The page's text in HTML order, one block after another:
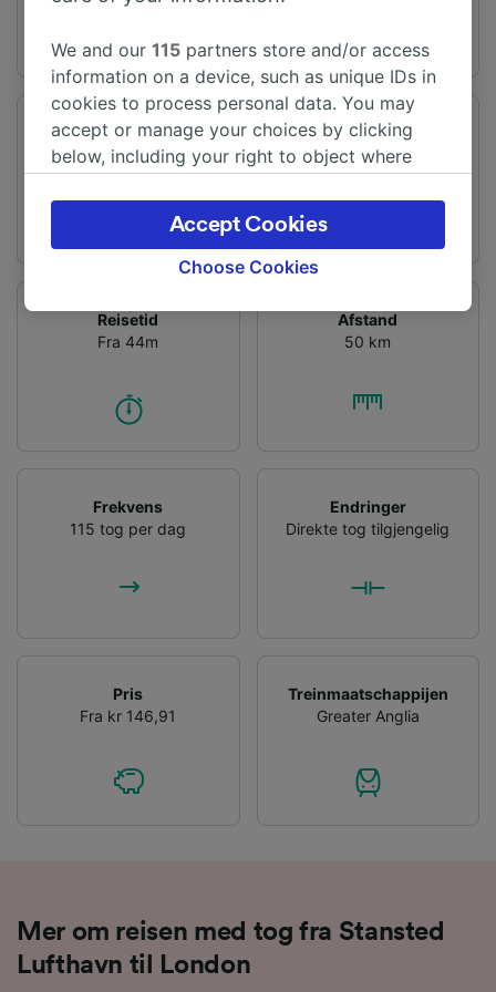
Vertrekstation
Stansted Lufthavn
Aankomststation
London
Reisetid
Fra 44m
Afstand
50 km
Frekvens
115 tog per dag
Endringer
Direkte tog tilgjengelig
Pris
Fra kr 146,91
Treinmaatschappijen
Greater Anglia
Mer om reisen med tog fra Stansted
Lufthavn til London
We and our115 partners store and/or access
information on a device, such as unique IDs in
cookies to process personal data. You may
accept or manage your choices by clicking
below, including your right to object where
the privacy policy page. These choices will be
signaled to our partners and will not affect
browsing data. Your data will not be used for
track you.
device characteristics for identification. Store
and/or access information on a device.
Personalised advertising and content,
advertising and content measurement,
List of Partners
Choose Cookies
Accept Cookies